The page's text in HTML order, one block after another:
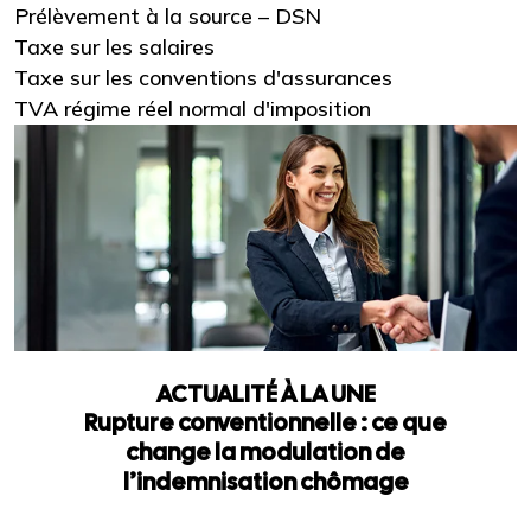
Prélèvement à la source – DSN
Taxe sur les salaires
Taxe sur les conventions d'assurances
TVA régime réel normal d'imposition
ACTUALITÉ À LA UNE
Rupture conventionnelle : ce que
change la modulation de
l’indemnisation chômage